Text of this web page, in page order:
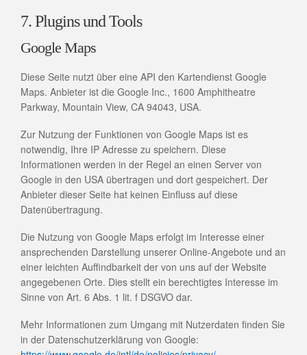
7. Plugins und Tools
Google Maps
Diese Seite nutzt über eine API den Kartendienst Google
Maps. Anbieter ist die Google Inc., 1600 Amphitheatre
Parkway, Mountain View, CA 94043, USA.
Zur Nutzung der Funktionen von Google Maps ist es
notwendig, Ihre IP Adresse zu speichern. Diese
Informationen werden in der Regel an einen Server von
Google in den USA übertragen und dort gespeichert. Der
Anbieter dieser Seite hat keinen Einfluss auf diese
Datenübertragung.
Die Nutzung von Google Maps erfolgt im Interesse einer
ansprechenden Darstellung unserer Online-Angebote und an
einer leichten Auffindbarkeit der von uns auf der Website
angegebenen Orte. Dies stellt ein berechtigtes Interesse im
Sinne von Art. 6 Abs. 1 lit. f DSGVO dar.
Mehr Informationen zum Umgang mit Nutzerdaten finden Sie
in der Datenschutzerklärung von Google: